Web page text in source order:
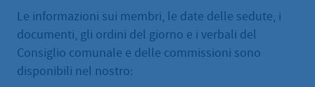
Le informazioni sui membri, le date delle sedute, i
documenti, gli ordini del giorno e i verbali del
Consiglio comunale e delle commissioni sono
disponibili nel nostro: